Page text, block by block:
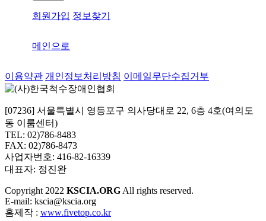
회원가입 정보찾기
메인으로
이용약관 개인정보처리방침 이메일무단수집거부
[07236] 서울특별시 영등포구 의사당대로 22, 6층 4호(여의도
동 이룸센터)
TEL: 02)786-8483
FAX: 02)786-8473
사업자번호: 416-82-16339
대표자: 정진완
Copyright 2022 KSCIA.ORG All rights reserved.
E-mail: kscia@kscia.org
홈제작 : www.fivetop.co.kr